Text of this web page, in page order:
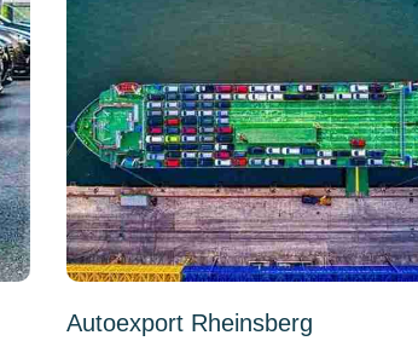
Autoexport Rheinsberg